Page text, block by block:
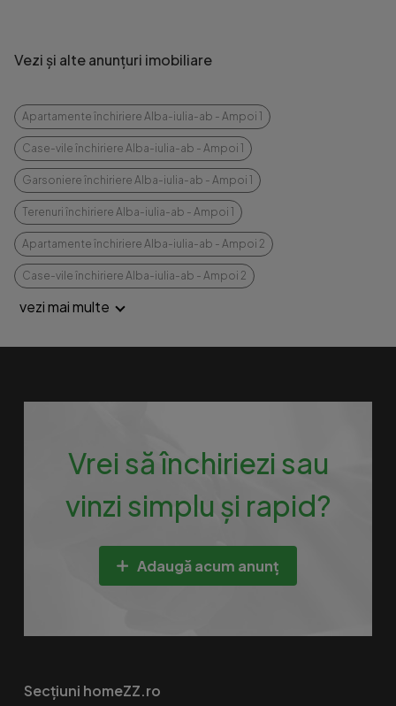
Vezi și alte anunțuri imobiliare
Apartamente închiriere Alba-iulia-ab - Ampoi 1
Case-vile închiriere Alba-iulia-ab - Ampoi 1
Garsoniere închiriere Alba-iulia-ab - Ampoi 1
Terenuri închiriere Alba-iulia-ab - Ampoi 1
Apartamente închiriere Alba-iulia-ab - Ampoi 2
Case-vile închiriere Alba-iulia-ab - Ampoi 2
vezi mai multe
Vrei să închiriezi sau
vinzi simplu și rapid?
Adaugă acum anunț
Secțiuni homeZZ.ro